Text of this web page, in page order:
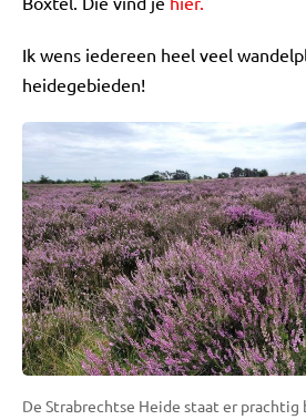
Ik wens iedereen heel veel
heidegebieden!
De Strabrechtse Heide staat er prachtig